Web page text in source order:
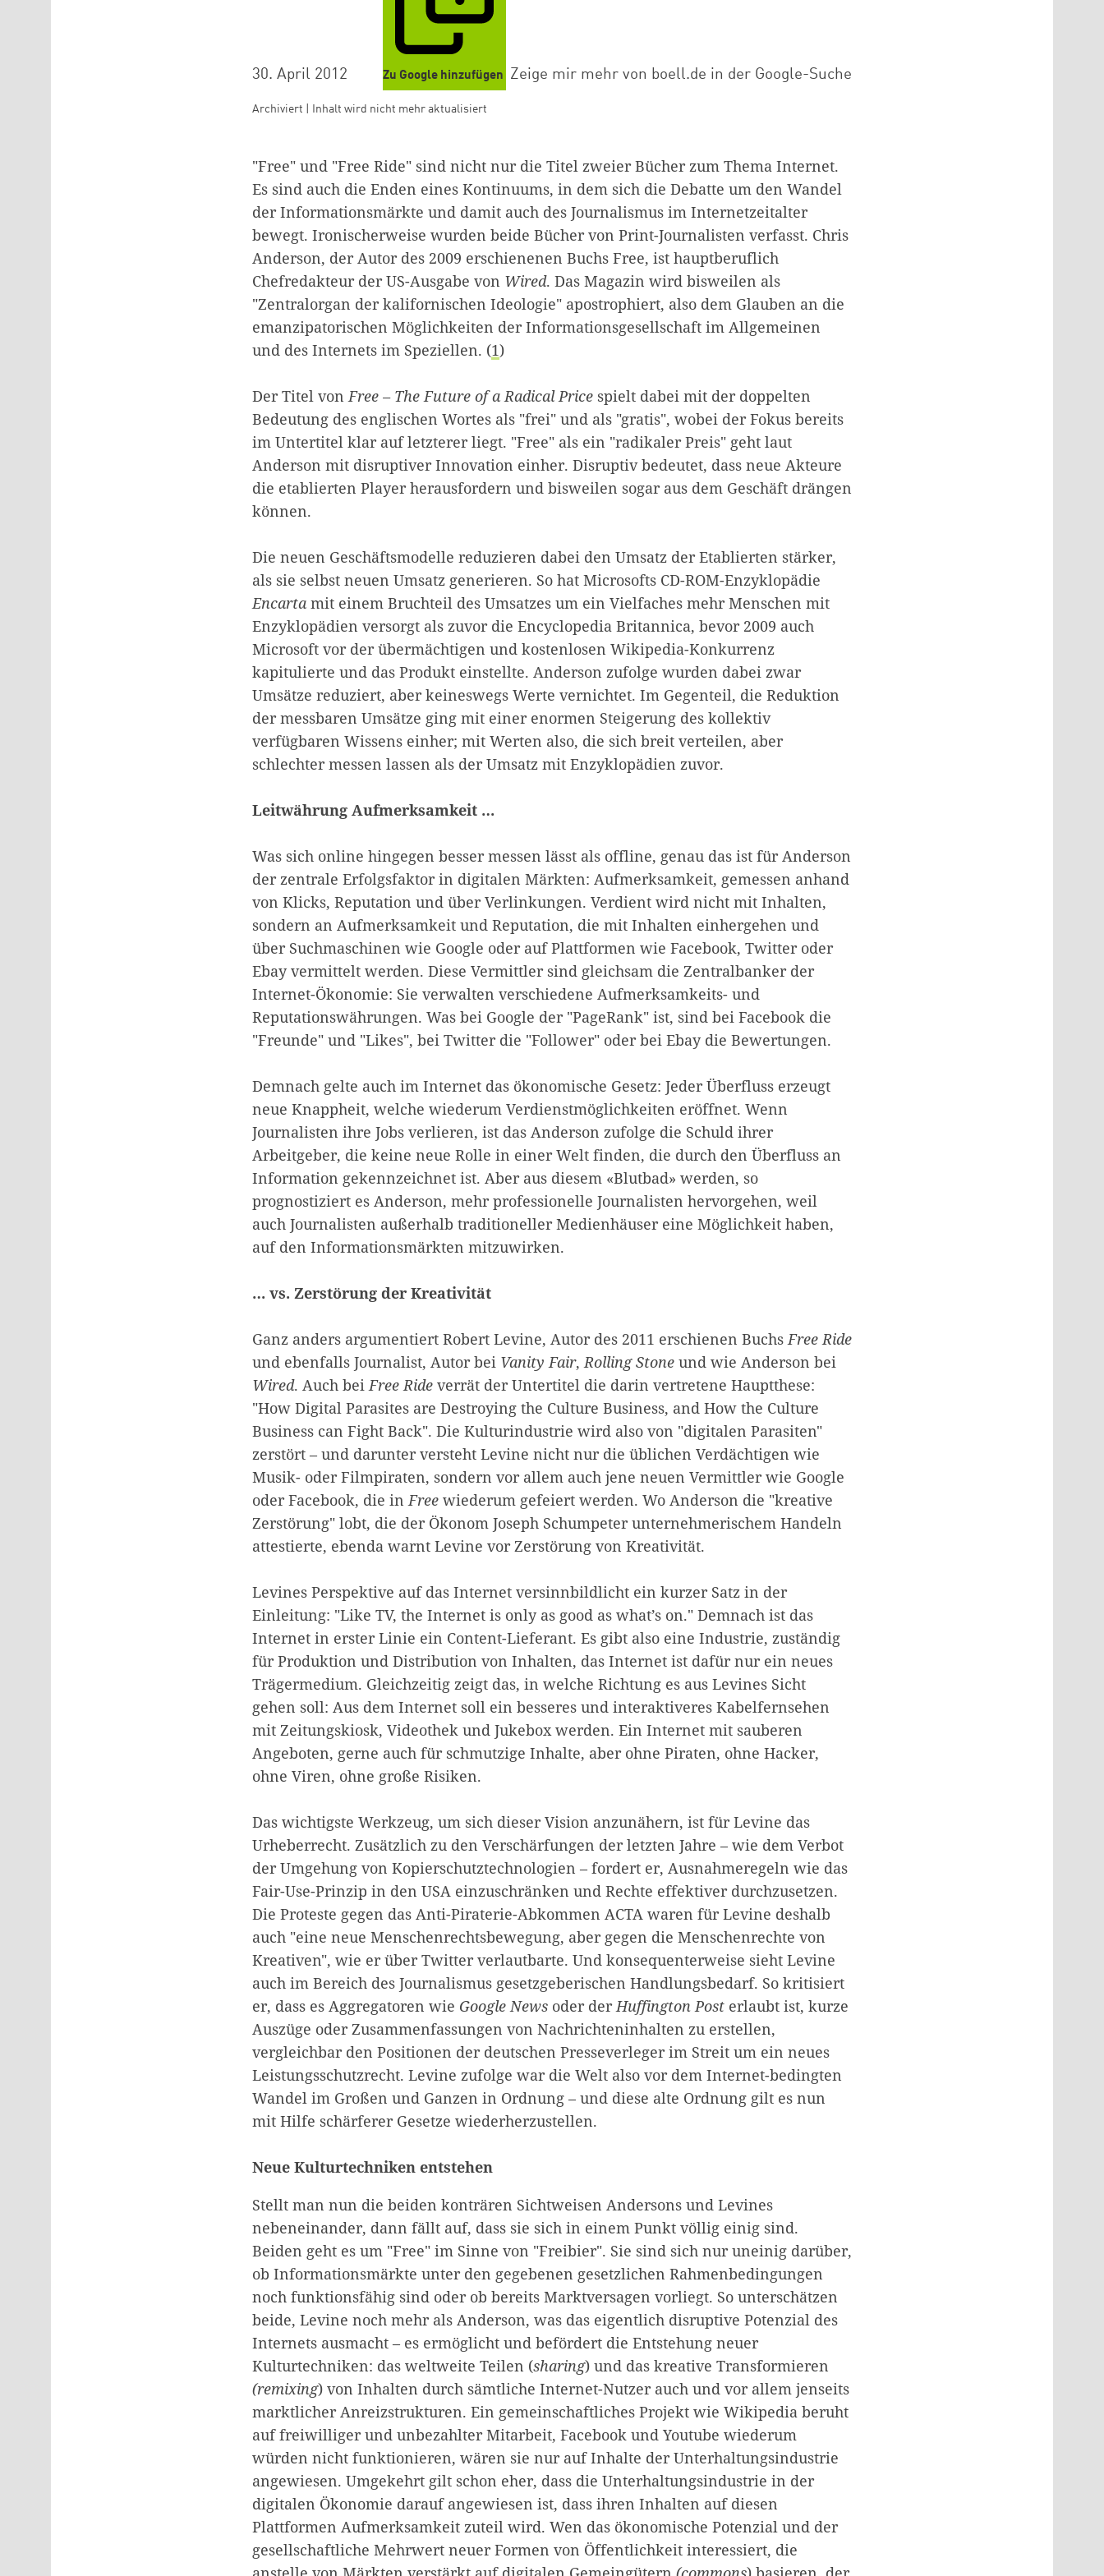
30. April 2012 Zu Google hinzufügen Zeige mir mehr von boell.de in der Google-Suche
Archiviert | Inhalt wird nicht mehr aktualisiert
"Free" und "Free Ride" sind nicht nur die Titel zweier Bücher zum Thema Internet.
Es sind auch die Enden eines Kontinuums, in dem sich die Debatte um den Wandel
der Informationsmärkte und damit auch des Journalismus im Internetzeitalter
bewegt. Ironischerweise wurden beide Bücher von Print-Journalisten verfasst. Chris
Anderson, der Autor des 2009 erschienenen Buchs Free, ist hauptberuflich
Chefredakteur der US-Ausgabe von Wired. Das Magazin wird bisweilen als
"Zentralorgan der kalifornischen Ideologie" apostrophiert, also dem Glauben an die
emanzipatorischen Möglichkeiten der Informationsgesellschaft im Allgemeinen
und des Internets im Speziellen. (1)
Der Titel vonFree – The Future of a Radical Price spielt dabei mit der doppelten
Bedeutung des englischen Wortes als "frei" und als "gratis", wobei der Fokus bereits
im Untertitel klar auf letzterer liegt. "Free" als ein "radikaler Preis" geht laut
Anderson mit disruptiver Innovation einher. Disruptiv bedeutet, dass neue Akteure
die etablierten Player herausfordern und bisweilen sogar aus dem Geschäft drängen
können.
Die neuen Geschäftsmodelle reduzieren dabei den Umsatz der Etablierten stärker,
als sie selbst neuen Umsatz generieren. So hat Microsofts CD-ROM-Enzyklopädie
Encarta mit einem Bruchteil des Umsatzes um ein Vielfaches mehr Menschen mit
Enzyklopädien versorgt als zuvor die Encyclopedia Britannica, bevor 2009 auch
Microsoft vor der übermächtigen und kostenlosen Wikipedia-Konkurrenz
kapitulierte und das Produkt einstellte. Anderson zufolge wurden dabei zwar
Umsätze reduziert, aber keineswegs Werte vernichtet. Im Gegenteil, die Reduktion
der messbaren Umsätze ging mit einer enormen Steigerung des kollektiv
verfügbaren Wissens einher; mit Werten also, die sich breit verteilen, aber
schlechter messen lassen als der Umsatz mit Enzyklopädien zuvor.
Leitwährung Aufmerksamkeit …
Was sich online hingegen besser messen lässt als offline, genau das ist für Anderson
der zentrale Erfolgsfaktor in digitalen Märkten: Aufmerksamkeit, gemessen anhand
von Klicks, Reputation und über Verlinkungen. Verdient wird nicht mit Inhalten,
sondern an Aufmerksamkeit und Reputation, die mit Inhalten einhergehen und
über Suchmaschinen wie Google oder auf Plattformen wie Facebook, Twitter oder
Ebay vermittelt werden. Diese Vermittler sind gleichsam die Zentralbanker der
Internet-Ökonomie: Sie verwalten verschiedene Aufmerksamkeits- und
Reputationswährungen. Was bei Google der "PageRank" ist, sind bei Facebook die
"Freunde" und "Likes", bei Twitter die "Follower" oder bei Ebay die Bewertungen.
Demnach gelte auch im Internet das ökonomische Gesetz: Jeder Überfluss erzeugt
neue Knappheit, welche wiederum Verdienstmöglichkeiten eröffnet. Wenn
Journalisten ihre Jobs verlieren, ist das Anderson zufolge die Schuld ihrer
Arbeitgeber, die keine neue Rolle in einer Welt finden, die durch den Überfluss an
Information gekennzeichnet ist. Aber aus diesem «Blutbad» werden, so
prognostiziert es Anderson, mehr professionelle Journalisten hervorgehen, weil
auch Journalisten außerhalb traditioneller Medienhäuser eine Möglichkeit haben,
auf den Informationsmärkten mitzuwirken.
… vs. Zerstörung der Kreativität
Ganz anders argumentiert Robert Levine, Autor des 2011 erschienen BuchsFree Ride
und ebenfalls Journalist, Autor bei Vanity Fair,Rolling Stone und wie Anderson bei
Wired. Auch beiFree Ride verrät der Untertitel die darin vertretene Hauptthese:
"How Digital Parasites are Destroying the Culture Business, and How the Culture
Business can Fight Back". Die Kulturindustrie wird also von "digitalen Parasiten"
zerstört – und darunter versteht Levine nicht nur die üblichen Verdächtigen wie
Musik- oder Filmpiraten, sondern vor allem auch jene neuen Vermittler wie Google
oder Facebook, die inFree wiederum gefeiert werden. Wo Anderson die "kreative
Zerstörung" lobt, die der Ökonom Joseph Schumpeter unternehmerischem Handeln
attestierte, ebenda warnt Levine vor Zerstörung von Kreativität.
Levines Perspektive auf das Internet versinnbildlicht ein kurzer Satz in der
Einleitung: "Like TV, the Internet is only as good as what’s on." Demnach ist das
Internet in erster Linie ein Content-Lieferant. Es gibt also eine Industrie, zuständig
für Produktion und Distribution von Inhalten, das Internet ist dafür nur ein neues
Trägermedium. Gleichzeitig zeigt das, in welche Richtung es aus Levines Sicht
gehen soll: Aus dem Internet soll ein besseres und interaktiveres Kabelfernsehen
mit Zeitungskiosk, Videothek und Jukebox werden. Ein Internet mit sauberen
Angeboten, gerne auch für schmutzige Inhalte, aber ohne Piraten, ohne Hacker,
ohne Viren, ohne große Risiken.
Das wichtigste Werkzeug, um sich dieser Vision anzunähern, ist für Levine das
Urheberrecht. Zusätzlich zu den Verschärfungen der letzten Jahre – wie dem Verbot
der Umgehung von Kopierschutztechnologien – fordert er, Ausnahmeregeln wie das
Fair-Use-Prinzip in den USA einzuschränken und Rechte effektiver durchzusetzen.
Die Proteste gegen das Anti-Piraterie-Abkommen ACTA waren für Levine deshalb
auch "eine neue Menschenrechtsbewegung, aber gegen die Menschenrechte von
Kreativen", wie er über Twitter verlautbarte. Und konsequenterweise sieht Levine
auch im Bereich des Journalismus gesetzgeberischen Handlungsbedarf. So kritisiert
er, dass es Aggregatoren wie Google News oder derHuffington Post erlaubt ist, kurze
Auszüge oder Zusammenfassungen von Nachrichteninhalten zu erstellen,
vergleichbar den Positionen der deutschen Presseverleger im Streit um ein neues
Leistungsschutzrecht. Levine zufolge war die Welt also vor dem Internet-bedingten
Wandel im Großen und Ganzen in Ordnung – und diese alte Ordnung gilt es nun
mit Hilfe schärferer Gesetze wiederherzustellen.
Neue Kulturtechniken entstehen
Stellt man nun die beiden konträren Sichtweisen Andersons und Levines
nebeneinander, dann fällt auf, dass sie sich in einem Punkt völlig einig sind.
Beiden geht es um "Free" im Sinne von "Freibier". Sie sind sich nur uneinig darüber,
ob Informationsmärkte unter den gegebenen gesetzlichen Rahmenbedingungen
noch funktionsfähig sind oder ob bereits Marktversagen vorliegt. So unterschätzen
beide, Levine noch mehr als Anderson, was das eigentlich disruptive Potenzial des
Internets ausmacht – es ermöglicht und befördert die Entstehung neuer
Kulturtechniken: das weltweite Teilen (sharing) und das kreative Transformieren
(remixing) von Inhalten durch sämtliche Internet-Nutzer auch und vor allem jenseits
marktlicher Anreizstrukturen. Ein gemeinschaftliches Projekt wie Wikipedia beruht
auf freiwilliger und unbezahlter Mitarbeit, Facebook und Youtube wiederum
würden nicht funktionieren, wären sie nur auf Inhalte der Unterhaltungsindustrie
angewiesen. Umgekehrt gilt schon eher, dass die Unterhaltungsindustrie in der
digitalen Ökonomie darauf angewiesen ist, dass ihren Inhalten auf diesen
Plattformen Aufmerksamkeit zuteil wird. Wen das ökonomische Potenzial und der
gesellschaftliche Mehrwert neuer Formen von Öffentlichkeit interessiert, die
Zum Warenkorb hinzugefügt:
weiter lesen Zum Warenkorb